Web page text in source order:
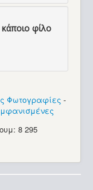
φίλο
Φωτογραφίες -
8 295